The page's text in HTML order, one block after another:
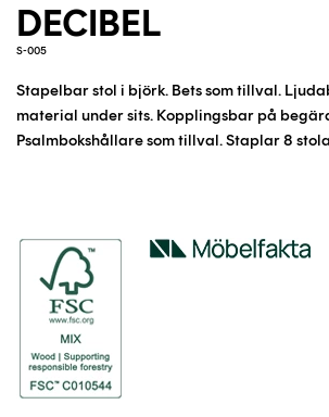
DECIBEL
S-005
Stapelbar stol i björk. Bets som tillval.
material under sits. Kopplingsbar på
Psalmbokshållare som tillval. Staplar 8